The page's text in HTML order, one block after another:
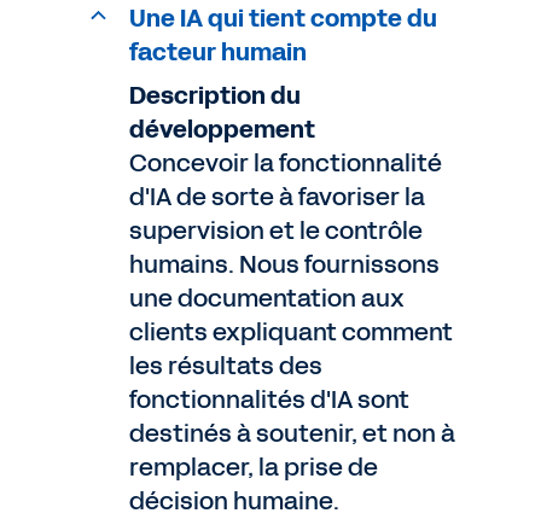
Une IA qui tient compte du
facteur humain
Description du
développement
Concevoir la fonctionnalité
d'IA de sorte à favoriser la
supervision et le contrôle
humains. Nous fournissons
une documentation aux
clients expliquant comment
les résultats des
fonctionnalités d'IA sont
destinés à soutenir, et non à
remplacer, la prise de
décision humaine.